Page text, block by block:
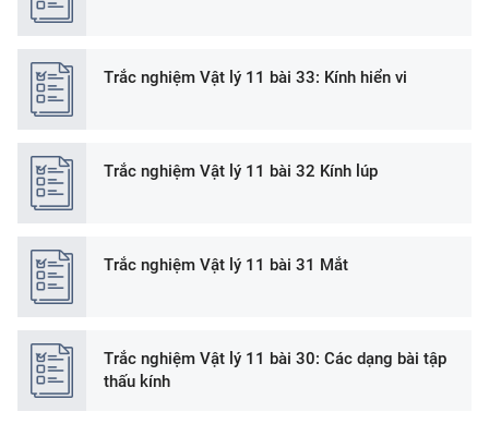
Trắc nghiệm Vật lý 11 bài 33: Kính hiển vi
Trắc nghiệm Vật lý 11 bài 32 Kính lúp
Trắc nghiệm Vật lý 11 bài 31 Mắt
Trắc nghiệm Vật lý 11 bài 30: Các dạng bài tập
thấu kính